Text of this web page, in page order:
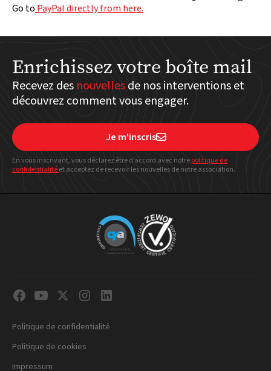
Go to PayPal directly from here.
Enrichissez votre boîte mail
Recevez des nouvellesde nos interventions et
découvrez comment vous engager.
Je m'inscris
En vous inscrivant, vous déclarez être d’accord avec notrepolitiquede
confidentialitéet acceptez de recevoir les nouvelles de notre association.
Politique de confidentialité
Politique de cookies
Impressum